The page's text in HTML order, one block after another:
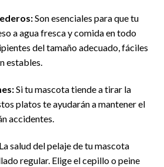
Son esenciales para que tu
a agua fresca y comida en todo
del tamaño adecuado, fáciles
estables.
Si tu mascota tiende a tirar la
platos te ayudarán a mantener el
accidentes.
salud del pelaje de tu mascota
regular. Elige el cepillo o peine